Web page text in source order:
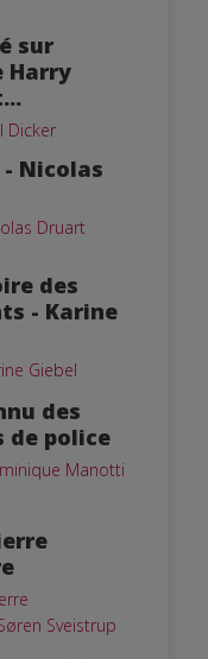
sur
Harry
Dicker
- Nicolas
Druart
des
- Karine
Giebel
des
de police
Manotti
Sveistrup